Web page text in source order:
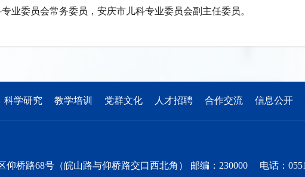
业委员会常务委员，安庆市儿科专业委员会副主任委员。
科学研究 教学培训 党群文化 人才招聘 合作交流 信息公开
仰桥路68号（皖山路与仰桥路交口西北角） 邮编：230000 电话：0551-